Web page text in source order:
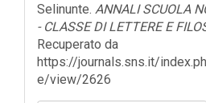
Selinunte. ANNALI SCUOLA
- CLASSE DI LETTERE E
Recuperato da
https://journals.sns.it/
e/view/2626